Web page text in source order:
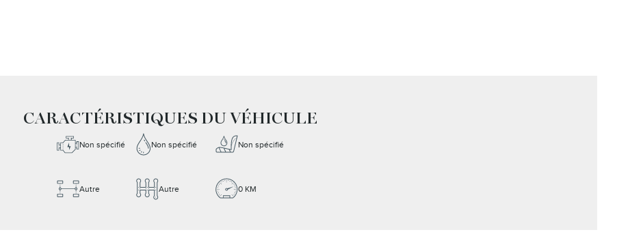
CARACTÉRISTIQUES DU VÉHICULE
Non spécifié Non spécifié Non spécifié
Autre Autre 0 KM